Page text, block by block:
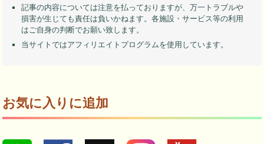
記事の内容については注意を払っておりますが、万一トラブルや
損害が生じても責任は負いかねます。各施設・サービス等の利用
はご自身の判断でお願い致します。
当サイトではアフィリエイトプログラムを使用しています。
お気に入りに追加